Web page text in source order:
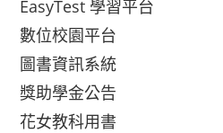
EasyTest 學習平台
數位校園平台
圖書資訊系統
獎助學金公告
花女教科用書